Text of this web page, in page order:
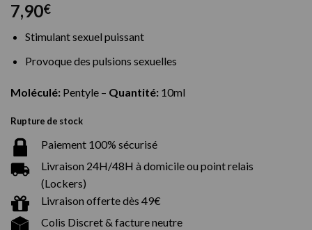
7,90€
Stimulant sexuel puissant
Provoque des pulsions sexuelles
Moléculé: Pentyle – Quantité: 10ml
Rupture de stock
Paiement 100% sécurisé
Livraison 24H/48H à domicile ou point relais
(Lockers)
Livraison offerte dès 49€
Colis Discret & facture neutre